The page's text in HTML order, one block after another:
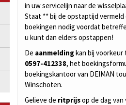
in uw servicelijn naar de
Staat ** bij de opstaptijd vermeld
boekingen nodig voordat
u kunt dan elders opstappen!
De aanmeldingkan bij voorkeur
0597-412338, het
boekingskantoor van DEIMAN
Winschoten.
Gelieve de ritprijsop de dag